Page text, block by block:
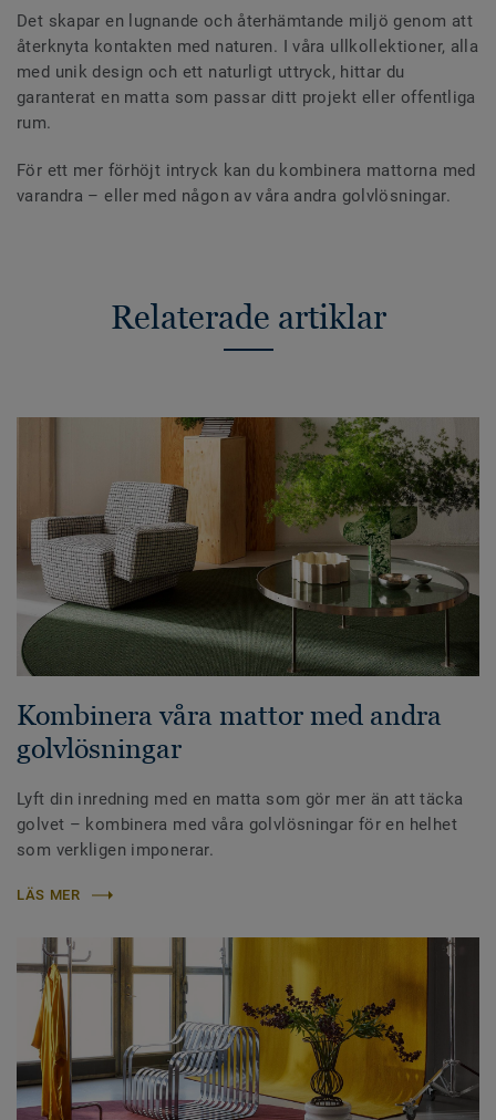
Det skapar en lugnande och återhämtande miljö genom att
återknyta kontakten med naturen. I våra ullkollektioner, alla
med unik design och ett naturligt uttryck, hittar du
garanterat en matta som passar ditt projekt eller offentliga
rum.
För ett mer förhöjt intryck kan du kombinera mattorna med
varandra – eller med någon av våra andra golvlösningar.
Relaterade artiklar
Kombinera våra mattor med andra
golvlösningar
Lyft din inredning med en matta som gör mer än att täcka
golvet – kombinera med våra golvlösningar för en helhet
som verkligen imponerar.
LÄS MER